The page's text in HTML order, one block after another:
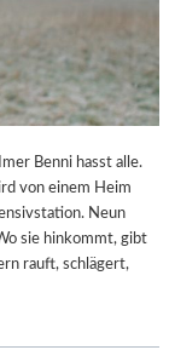
Benni hasst alle.
von einem Heim
Neun
sie hinkommt, gibt
rauft, schlägert,